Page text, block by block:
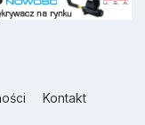
Kontakt